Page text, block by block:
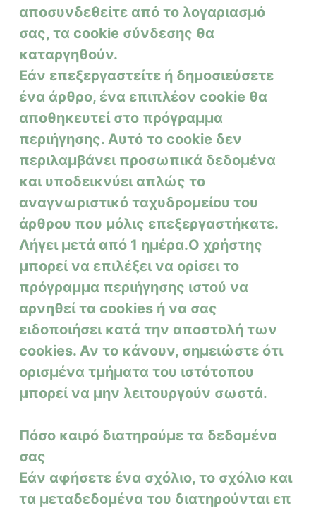
αποσυνδεθείτε από το λογαριασμό
σας, τα cookie σύνδεσης θα
καταργηθούν.
Εάν επεξεργαστείτε ή δημοσιεύσετε
ένα άρθρο, ένα επιπλέον cookie θα
αποθηκευτεί στο πρόγραμμα
περιήγησης. Αυτό το cookie δεν
περιλαμβάνει προσωπικά δεδομένα
και υποδεικνύει απλώς το
αναγνωριστικό ταχυδρομείου του
άρθρου που μόλις επεξεργαστήκατε.
Λήγει μετά από 1 ημέρα.Ο χρήστης
μπορεί να επιλέξει να ορίσει το
πρόγραμμα περιήγησης ιστού να
αρνηθεί τα cookies ή να σας
ειδοποιήσει κατά την αποστολή των
cookies. Αν το κάνουν, σημειώστε ότι
ορισμένα τμήματα του ιστότοπου
μπορεί να μην λειτουργούν σωστά.
Πόσο καιρό διατηρούμε τα δεδομένα
σας
Εάν αφήσετε ένα σχόλιο, το σχόλιο και
τα μεταδεδομένα του διατηρούνται επ